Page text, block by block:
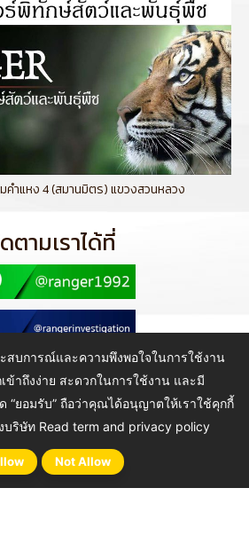
สบการณ์และความพึงพอใจในการใช้งาน
ข้าถึงง่าย สะดวกในการใช้งาน และมี
“ยอมรับ” ถือว่าคุณได้อนุญาตให้เราใช้คุกกี้
บริษัท Read term and privacy policy
Not Allow
คำแหง 4 (สมานมิตร) แขวงสวนหลวง
ตามเราได้ที่
Investigation Guard Co., Ltd. All Rights
Reserved.